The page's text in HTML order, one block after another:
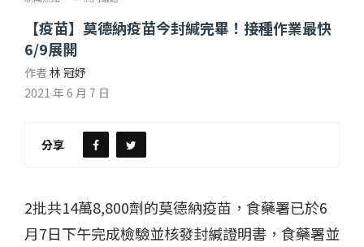
【疫苗】莫德納疫苗今封緘完畢！接種作業最快
6/9展開
作者 林 冠妤
2021 年 6 月 7 日
分享
2批共14萬8,800劑的莫德納疫苗，食藥署已於6
月7日下午完成檢驗並核發封緘證明書，食藥署並